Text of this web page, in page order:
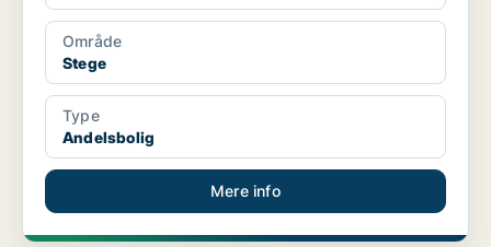
Område
Stege
Type
Andelsbolig
Mere info